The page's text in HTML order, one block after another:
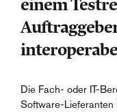
einem
Die Fach- oder IT-
Software-Lieferanten